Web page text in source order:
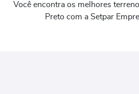
Você encontra os melhores
Preto com a Setpar